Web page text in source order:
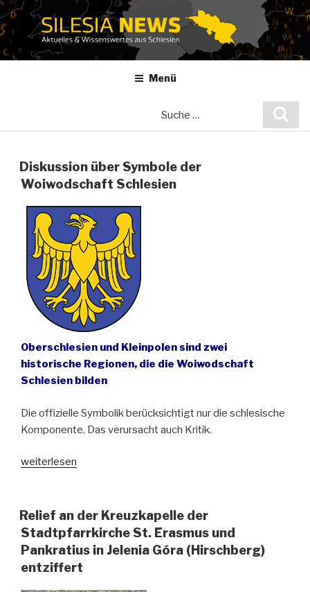
Zum
Inhalt
springen
Menü
Diskussion über Symbole der
Woiwodschaft Schlesien
Oberschlesien und Kleinpolen sind zwei
historische Regionen, die die Woiwodschaft
Schlesien bilden
Die offizielle Symbolik berücksichtigt nur die schlesische
Komponente. Das verursacht auch Kritik.
„Diskussion
der
Woiwodschaft
Schlesien“
weiterlesen
Relief an der Kreuzkapelle der
Stadtpfarrkirche St. Erasmus und
Pankratius in Jelenia Góra (Hirschberg)
entziffert